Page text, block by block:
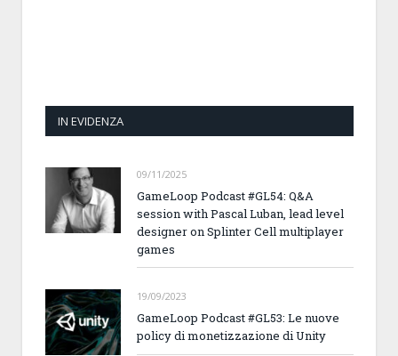
IN EVIDENZA
09/11/2025
GameLoop Podcast #GL54: Q&A
session with Pascal Luban, lead level
designer on Splinter Cell multiplayer
games
19/09/2023
GameLoop Podcast #GL53: Le nuove
policy di monetizzazione di Unity